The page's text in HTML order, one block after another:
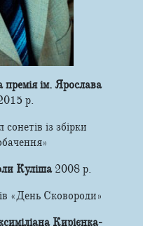
премія ім. Ярослава
р.
із збірки
Куліша 2008 р.
«День Сковороди»
Кирієнка-